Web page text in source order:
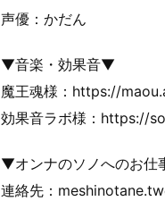
声優：かだん
▼音楽・効果音▼
魔王魂様：https://
効果音ラボ様：https://
▼オンナのソノへのお仕
連絡先：